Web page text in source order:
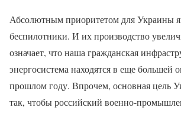
Абсолютным приоритетом для Украины
беспилотники. И их производство
означает, что наша гражданская
энергосистема находятся в еще большей
прошлом году. Впрочем, основная цель
так, чтобы российский военно-